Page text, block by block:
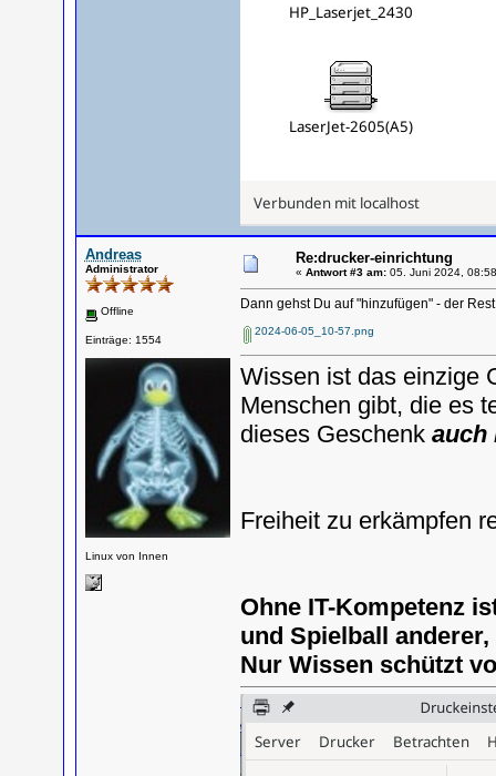
Andreas
Administrator
Offline
Einträge: 1554
Linux von Innen
Re:drucker-einrichtung
« Antwort #3 am:05. Juni 2024,
Dann gehst Du auf "hinzufügen" - der
2024-06-05_10-57.png
Wissen ist das einzige
Menschen gibt, die es
dieses Geschenk auch
Freiheit zu erkämpfen
Ohne IT-Kompetenz
und Spielball
Nur Wissen schützt